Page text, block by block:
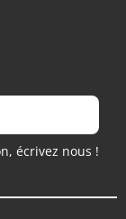
écrivez nous !